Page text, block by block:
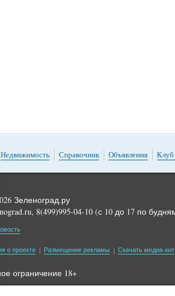
Недвижимость Справочник Объявления Клуб
Зеленоград.ру
8(499)995-04-10 (с 10 до 17 по
о проекте Размещение рекламы Скачать медиа-кит
ограничение 18+